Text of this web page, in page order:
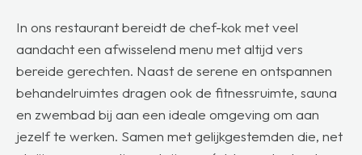
In ons restaurant bereidt de chef-kok met veel
aandacht een afwisselend menu met altijd vers
bereide gerechten. Naast de serene en ontspannen
behandelruimtes dragen ook de fitnessruimte, sauna
en zwembad bij aan een ideale omgeving om aan
jezelf te werken. Samen met gelijkgestemden die, net